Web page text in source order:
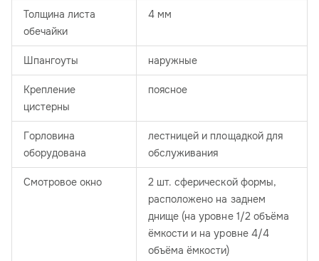
Толщина листа
обечайки
4 мм
Шпангоуты наружные
Крепление
цистерны
поясное
Горловина
оборудована
лестницей и площадкой для
обслуживания
Смотровое окно
2 шт. сферической формы,
расположено на заднем
днище (на уровне 1/2 объёма
ёмкости и на уровне 4/4
объёма ёмкости)